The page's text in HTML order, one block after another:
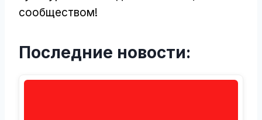
сообществом!
Последние новости: